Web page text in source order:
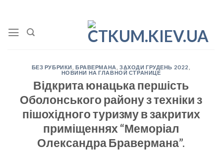
content
БЕЗ РУБРИКИ ,БРАВЕРМАНА ЗАХОДИ ГРУДЕНЬ 2022
НОВИНИ НА ГЛАВНОЙ СТРАНИЦЕ
Відкрита юнацька першість
Оболонського району з техніки з
пішохідного туризму в закритих
приміщеннях “Меморіал
Олександра Бравермана”.